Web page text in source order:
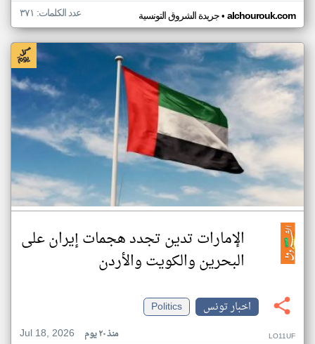
جريدة الشروق التونسية• alchourouk.com عدد الكلمات: ٣٧١
الإمارات تدين تجدد هجمات إيران على
البحرين والكويت والأردن
اخبار تونس
Politics
Jul 18, 2026
منذ ٢٠ يوم LO11UF